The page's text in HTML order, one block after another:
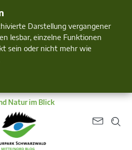
Darstellung vergangener
lesbar, einzelne Funktionen
sein oder nicht mehr wie
Natur im Blick